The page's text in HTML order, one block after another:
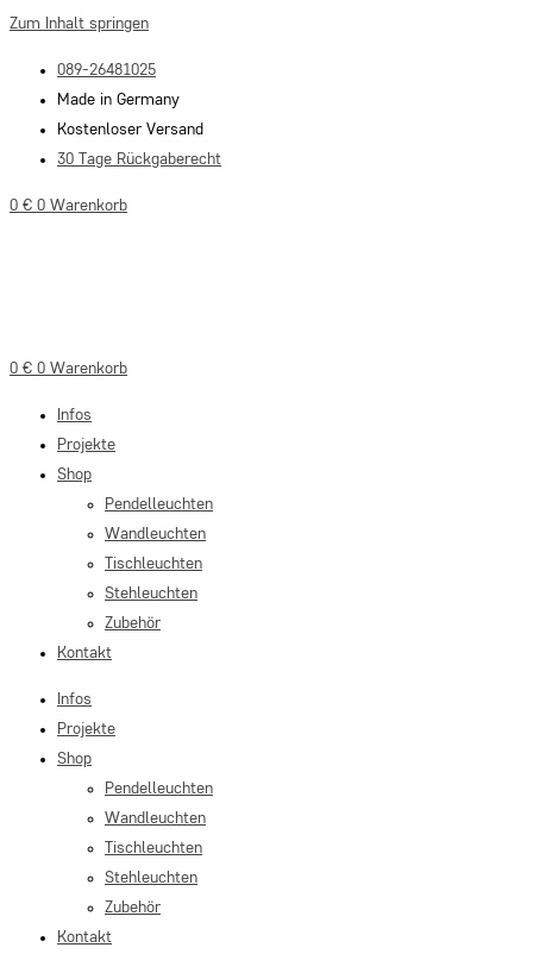
Zum Inhalt springen
089-26481025
Made in Germany
Kostenloser Versand
30 Tage Rückgaberecht
0 € 0 Warenkorb
0 € 0 Warenkorb
Infos
Projekte
Shop
Pendelleuchten
Wandleuchten
Tischleuchten
Stehleuchten
Zubehör
Kontakt
Infos
Projekte
Shop
Pendelleuchten
Wandleuchten
Tischleuchten
Stehleuchten
Zubehör
Kontakt